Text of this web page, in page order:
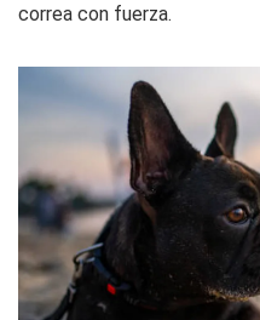
correa con fuerza.